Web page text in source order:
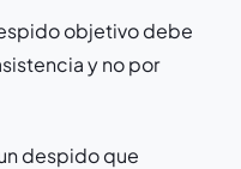
objetivo debe
y no por
despido que